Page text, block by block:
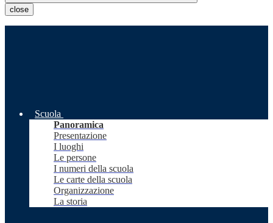
close
Scuola
Panoramica
Presentazione
I luoghi
Le persone
I numeri della scuola
Le carte della scuola
Organizzazione
La storia